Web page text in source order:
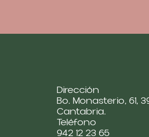
Dirección
Bo. Monasterio, 61,
Cantabria.
Teléfono
942 12 23 65